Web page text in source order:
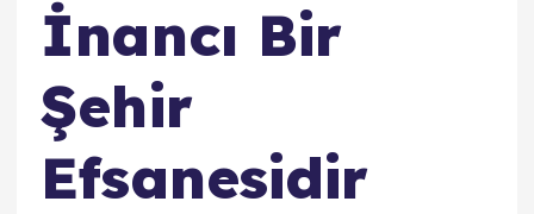
İnancı Bir
Şehir
Efsanesidir